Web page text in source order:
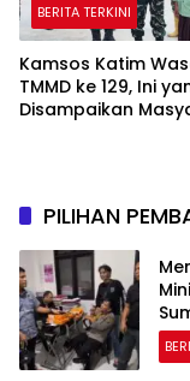
BERITA TERKINI
Kamsos Katim
TMMD ke 129, Ini
Disampaikan
PILIHAN